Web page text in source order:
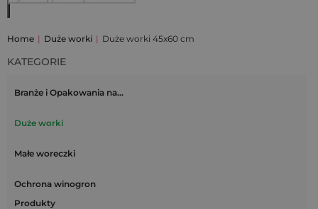
Home | Duże worki | Duże worki 45x60 cm
KATEGORIE
Branże i Opakowania na…
Duże worki
Małe woreczki
Ochrona winogron
Produkty